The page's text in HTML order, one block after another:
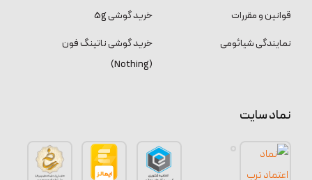
قوانین و مقررات
نمایندگی شیائومی
خرید گوشی 5g
خرید گوشی ناتینگ فون
(Nothing)
نماد سایت